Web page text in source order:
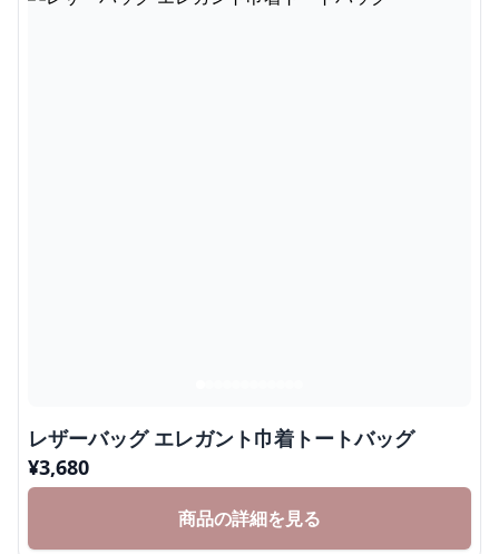
レザーバッグ エレガント巾着トートバッグ
¥3,680
商品の詳細を見る